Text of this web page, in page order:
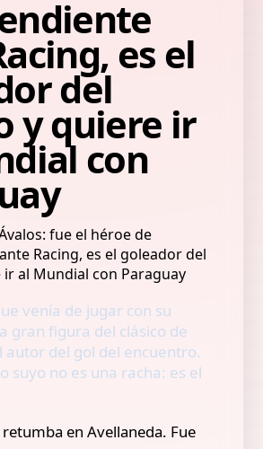
es el
del
y quiere ir
con
venía de jugar con su
gran figura del clásico de
autor del gol del encuentro.
suyo no es una racha: es el
en Avellaneda. Fue